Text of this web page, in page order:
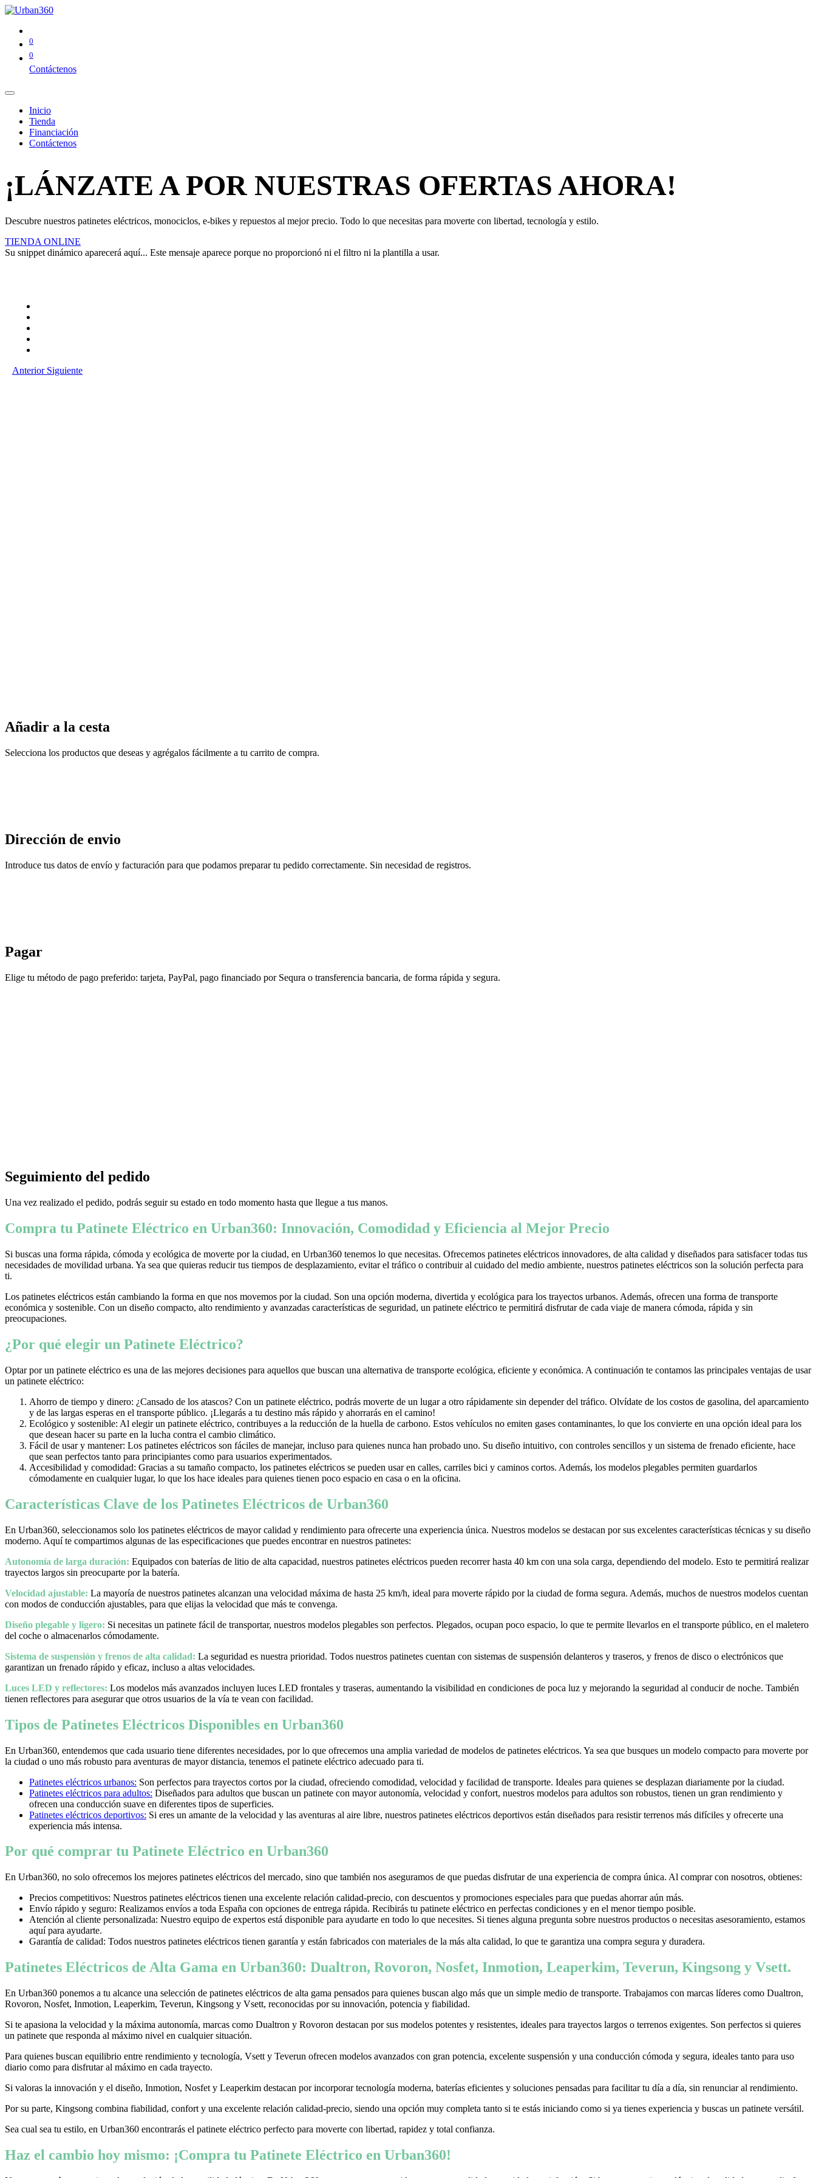
0
0
Contáctenos
Inicio
Tienda
Financiación
Contáctenos
¡LÁNZATE A POR NUESTRAS OFERTAS AHORA!
Descubre nuestros patinetes eléctricos, monociclos, e-bikes y repuestos al mejor precio. Todo lo que necesitas para moverte con libertad, tecnología y estilo.
TIENDA ONLINE
Su snippet dinámico aparecerá aquí... Este mensaje aparece porque no proporcionó ni el filtro ni la plantilla a usar.
Anterior Siguiente
Añadir a la cesta
Selecciona los productos que deseas y agrégalos fácilmente a tu carrito de compra.
Dirección de envio
Introduce tus datos de envío y facturación para que podamos preparar tu pedido correctamente. Sin necesidad de registros.
Pagar
Elige tu método de pago preferido: tarjeta, PayPal, pago financiado por Sequra o transferencia bancaria, de forma rápida y segura.
Seguimiento del pedido
Una vez realizado el pedido, podrás seguir su estado en todo momento hasta que llegue a tus manos.
Compra tu Patinete Eléctrico en Urban360: Innovación, Comodidad y Eficiencia al Mejor Precio
Si buscas una forma rápida, cómoda y ecológica de moverte por la ciudad, en Urban360 tenemos lo que necesitas. Ofrecemos patinetes eléctricos innovadores, de alta calidad y diseñados para satisfacer todas tus
necesidades de movilidad urbana. Ya sea que quieras reducir tus tiempos de desplazamiento, evitar el tráfico o contribuir al cuidado del medio ambiente, nuestros patinetes eléctricos son la solución perfecta para
ti.
Los patinetes eléctricos están cambiando la forma en que nos movemos por la ciudad. Son una opción moderna, divertida y ecológica para los trayectos urbanos. Además, ofrecen una forma de transporte
económica y sostenible. Con un diseño compacto, alto rendimiento y avanzadas características de seguridad, un patinete eléctrico te permitirá disfrutar de cada viaje de manera cómoda, rápida y sin
preocupaciones.
¿Por qué elegir un Patinete Eléctrico?
Optar por un patinete eléctrico es una de las mejores decisiones para aquellos que buscan una alternativa de transporte ecológica, eficiente y económica. A continuación te contamos las principales ventajas de usar
un patinete eléctrico:
Ahorro de tiempo y dinero: ¿Cansado de los atascos? Con un patinete eléctrico, podrás moverte de un lugar a otro rápidamente sin depender del tráfico. Olvídate de los costos de gasolina, del aparcamiento
y de las largas esperas en el transporte público. ¡Llegarás a tu destino más rápido y ahorrarás en el camino!
Ecológico y sostenible: Al elegir un patinete eléctrico, contribuyes a la reducción de la huella de carbono. Estos vehículos no emiten gases contaminantes, lo que los convierte en una opción ideal para los
que desean hacer su parte en la lucha contra el cambio climático.
Fácil de usar y mantener: Los patinetes eléctricos son fáciles de manejar, incluso para quienes nunca han probado uno. Su diseño intuitivo, con controles sencillos y un sistema de frenado eficiente, hace
que sean perfectos tanto para principiantes como para usuarios experimentados.
Accesibilidad y comodidad: Gracias a su tamaño compacto, los patinetes eléctricos se pueden usar en calles, carriles bici y caminos cortos. Además, los modelos plegables permiten guardarlos
cómodamente en cualquier lugar, lo que los hace ideales para quienes tienen poco espacio en casa o en la oficina.
Características Clave de los Patinetes Eléctricos de Urban360
En Urban360, seleccionamos solo los patinetes eléctricos de mayor calidad y rendimiento para ofrecerte una experiencia única. Nuestros modelos se destacan por sus excelentes características técnicas y su diseño
moderno. Aquí te compartimos algunas de las especificaciones que puedes encontrar en nuestros patinetes:
Autonomía de larga duración: Equipados con baterías de litio de alta capacidad, nuestros patinetes eléctricos pueden recorrer hasta 40 km con una sola carga, dependiendo del modelo. Esto te permitirá realizar
trayectos largos sin preocuparte por la batería.
Velocidad ajustable: La mayoría de nuestros patinetes alcanzan una velocidad máxima de hasta 25 km/h, ideal para moverte rápido por la ciudad de forma segura. Además, muchos de nuestros modelos cuentan
con modos de conducción ajustables, para que elijas la velocidad que más te convenga.
Diseño plegable y ligero: Si necesitas un patinete fácil de transportar, nuestros modelos plegables son perfectos. Plegados, ocupan poco espacio, lo que te permite llevarlos en el transporte público, en el maletero
del coche o almacenarlos cómodamente.
Sistema de suspensión y frenos de alta calidad: La seguridad es nuestra prioridad. Todos nuestros patinetes cuentan con sistemas de suspensión delanteros y traseros, y frenos de disco o electrónicos que
garantizan un frenado rápido y eficaz, incluso a altas velocidades.
Luces LED y reflectores: Los modelos más avanzados incluyen luces LED frontales y traseras, aumentando la visibilidad en condiciones de poca luz y mejorando la seguridad al conducir de noche. También
tienen reflectores para asegurar que otros usuarios de la vía te vean con facilidad.
Tipos de Patinetes Eléctricos Disponibles en Urban360
En Urban360, entendemos que cada usuario tiene diferentes necesidades, por lo que ofrecemos una amplia variedad de modelos de patinetes eléctricos. Ya sea que busques un modelo compacto para moverte por
la ciudad o uno más robusto para aventuras de mayor distancia, tenemos el patinete eléctrico adecuado para ti.
Patinetes eléctricos urbanos: Son perfectos para trayectos cortos por la ciudad, ofreciendo comodidad, velocidad y facilidad de transporte. Ideales para quienes se desplazan diariamente por la ciudad.
Patinetes eléctricos para adultos: Diseñados para adultos que buscan un patinete con mayor autonomía, velocidad y confort, nuestros modelos para adultos son robustos, tienen un gran rendimiento y
ofrecen una conducción suave en diferentes tipos de superficies.
Patinetes eléctricos deportivos: Si eres un amante de la velocidad y las aventuras al aire libre, nuestros patinetes eléctricos deportivos están diseñados para resistir terrenos más difíciles y ofrecerte una
experiencia más intensa.
Por qué comprar tu Patinete Eléctrico en Urban360
En Urban360, no solo ofrecemos los mejores patinetes eléctricos del mercado, sino que también nos aseguramos de que puedas disfrutar de una experiencia de compra única. Al comprar con nosotros, obtienes:
Precios competitivos: Nuestros patinetes eléctricos tienen una excelente relación calidad-precio, con descuentos y promociones especiales para que puedas ahorrar aún más.
Envío rápido y seguro: Realizamos envíos a toda España con opciones de entrega rápida. Recibirás tu patinete eléctrico en perfectas condiciones y en el menor tiempo posible.
Atención al cliente personalizada: Nuestro equipo de expertos está disponible para ayudarte en todo lo que necesites. Si tienes alguna pregunta sobre nuestros productos o necesitas asesoramiento, estamos
aquí para ayudarte.
Garantía de calidad: Todos nuestros patinetes eléctricos tienen garantía y están fabricados con materiales de la más alta calidad, lo que te garantiza una compra segura y duradera.
Patinetes Eléctricos de Alta Gama en Urban360: Dualtron, Rovoron, Nosfet, Inmotion, Leaperkim, Teverun, Kingsong y Vsett.
En Urban360 ponemos a tu alcance una selección de patinetes eléctricos de alta gama pensados para quienes buscan algo más que un simple medio de transporte. Trabajamos con marcas líderes como Dualtron,
Rovoron, Nosfet, Inmotion, Leaperkim, Teverun, Kingsong y Vsett, reconocidas por su innovación, potencia y fiabilidad.
Si te apasiona la velocidad y la máxima autonomía, marcas como Dualtron y Rovoron destacan por sus modelos potentes y resistentes, ideales para trayectos largos o terrenos exigentes. Son perfectos si quieres
un patinete que responda al máximo nivel en cualquier situación.
Para quienes buscan equilibrio entre rendimiento y tecnología, Vsett y Teverun ofrecen modelos avanzados con gran potencia, excelente suspensión y una conducción cómoda y segura, ideales tanto para uso
diario como para disfrutar al máximo en cada trayecto.
Si valoras la innovación y el diseño, Inmotion, Nosfet y Leaperkim destacan por incorporar tecnología moderna, baterías eficientes y soluciones pensadas para facilitar tu día a día, sin renunciar al rendimiento.
Por su parte, Kingsong combina fiabilidad, confort y una excelente relación calidad-precio, siendo una opción muy completa tanto si te estás iniciando como si ya tienes experiencia y buscas un patinete versátil.
Sea cual sea tu estilo, en Urban360 encontrarás el patinete eléctrico perfecto para moverte con libertad, rapidez y total confianza.
Haz el cambio hoy mismo: ¡Compra tu Patinete Eléctrico en Urban360!